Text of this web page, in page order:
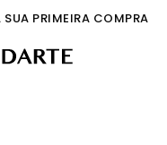
PRIMEIRA COMPRA